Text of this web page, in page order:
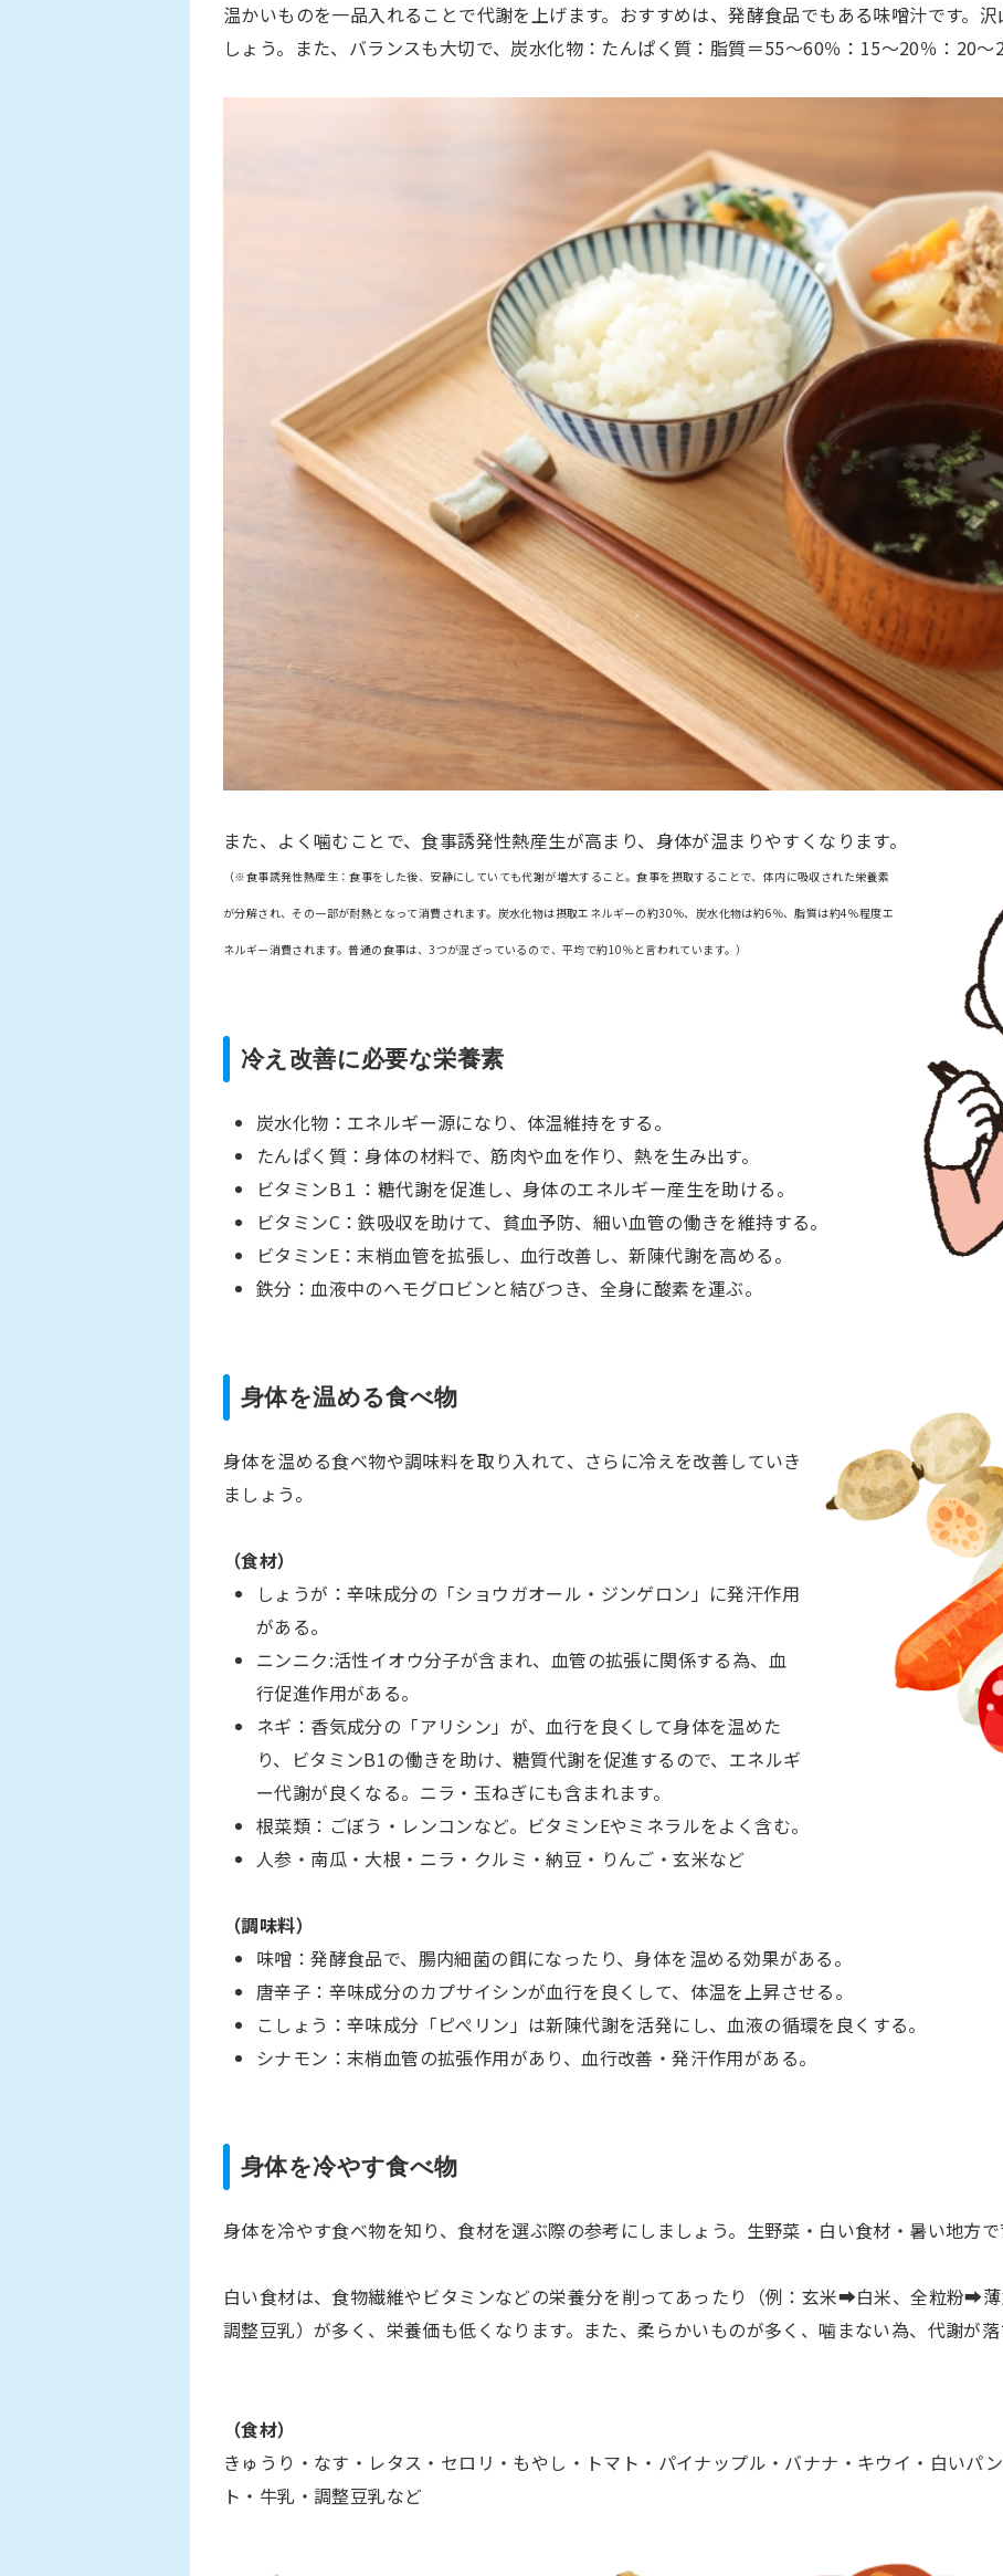
温かいものを一品入れることで代謝を上げます。おすすめは、発酵食品でもある味噌汁です。
しょう。また、バランスも大切で、炭水化物：たんぱく質：脂質＝55～60％：15～20％：20～
また、よく噛むことで、食事誘発性熱産生が高まり、身体が温まりやすくなります。
（※食事誘発性熱産生：食事をした後、安静にしていても代謝が増大すること。食事を摂取することで、体内に吸収された栄養素
が分解され、その一部が耐熱となって消費されます。炭水化物は摂取エネルギーの約30％、炭水化物は約6％、脂質は約4％程度エ
ネルギー消費されます。普通の食事は、3つが混ざっているので、平均で約10％と言われています。）
冷え改善に必要な栄養素
炭水化物：エネルギー源になり、体温維持をする。
たんぱく質：身体の材料で、筋肉や血を作り、熱を生み出す。
ビタミンB１：糖代謝を促進し、身体のエネルギー産生を助ける。
ビタミンC：鉄吸収を助けて、貧血予防、細い血管の働きを維持する。
ビタミンE：末梢血管を拡張し、血行改善し、新陳代謝を高める。
鉄分：血液中のヘモグロビンと結びつき、全身に酸素を運ぶ。
身体を温める食べ物
身体を温める食べ物や調味料を取り入れて、さらに冷えを改善していき
ましょう。
（食材）
しょうが：辛味成分の「ショウガオール・ジンゲロン」に発汗作用
がある。
ニンニク:活性イオウ分子が含まれ、血管の拡張に関係する為、血
行促進作用がある。
ネギ：香気成分の「アリシン」が、血行を良くして身体を温めた
り、ビタミンB1の働きを助け、糖質代謝を促進するので、エネルギ
ー代謝が良くなる。ニラ・玉ねぎにも含まれます。
根菜類：ごぼう・レンコンなど。ビタミンEやミネラルをよく含む。
人参・南瓜・大根・ニラ・クルミ・納豆・りんご・玄米など
（調味料）
味噌：発酵食品で、腸内細菌の餌になったり、身体を温める効果がある。
唐辛子：辛味成分のカプサイシンが血行を良くして、体温を上昇させる。
こしょう：辛味成分「ピぺリン」は新陳代謝を活発にし、血液の循環を良くする。
シナモン：末梢血管の拡張作用があり、血行改善・発汗作用がある。
身体を冷やす食べ物
身体を冷やす食べ物を知り、食材を選ぶ際の参考にしましょう。生野菜・白い食材・暑い地方で
白い食材は、食物繊維やビタミンなどの栄養分を削ってあったり（例：玄米➡白米、全粒粉➡薄
調整豆乳）が多く、栄養価も低くなります。また、柔らかいものが多く、噛まない為、代謝が落
（食材）
きゅうり・なす・レタス・セロリ・もやし・トマト・パイナップル・バナナ・キウイ・白いパ
ト・牛乳・調整豆乳など